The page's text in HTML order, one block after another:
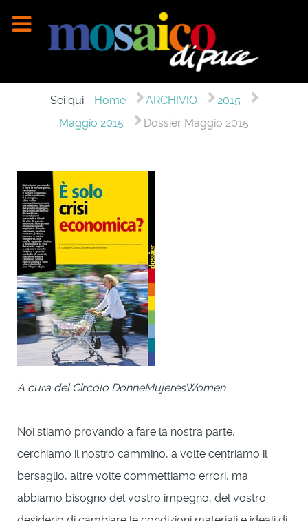
Sei qui: Home ARCHIVIO
2015
Maggio 2015
Dossier Maggio 2015
A cura del Circolo DonneMujeresWomen
Noi stiamo provando a fare la nostra parte,
cerchiamo il nostro cammino, a volte centriamo il
bersaglio, altre volte commettiamo errori, ma
abbiamo bisogno del vostro impegno, del vostro